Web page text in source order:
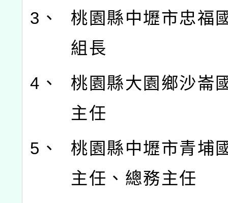
3、
桃園縣中壢市忠福
組長
4、
桃園縣大園鄉沙崙
主任
5、
桃園縣中壢市青埔
主任、總務主任